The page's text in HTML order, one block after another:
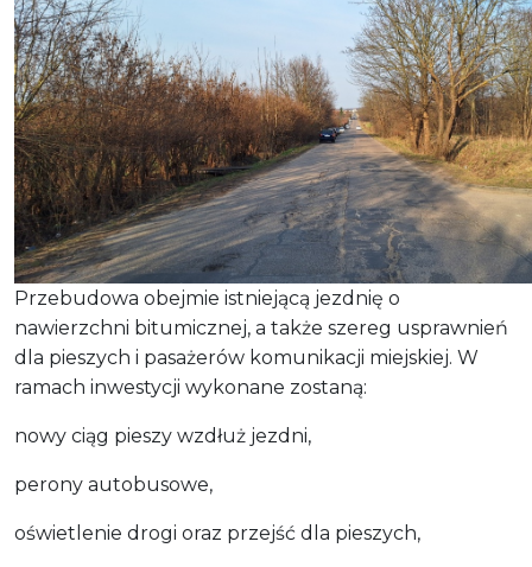
Przebudowa obejmie istniejącą jezdnię o
nawierzchni bitumicznej, a także szereg usprawnień
dla pieszych i pasażerów komunikacji miejskiej. W
ramach inwestycji wykonane zostaną:
nowy ciąg pieszy wzdłuż jezdni,
perony autobusowe,
oświetlenie drogi oraz przejść dla pieszych,